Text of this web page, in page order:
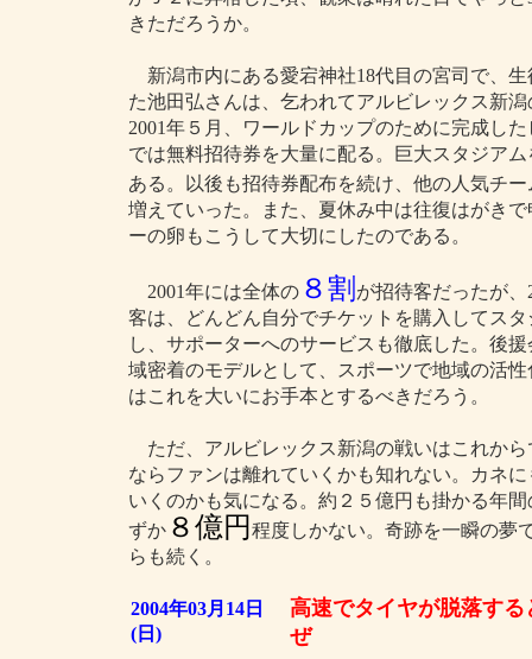
きただろうか。
新潟市内にある愛宕神社18代目の宮司で、
た池田弘さんは、乞われてアルビレックス新
2001年５月、ワールドカップのために完成し
では無料招待券を大量に配る。巨大スタジア
ある。以後も招待券配布を続け、他の人気チー
増えていった。また、夏休み中は往復はがき
ーの卵もこうして大切にしたのである。
2001年には全体の８割 が招待客だったが、
客は、どんどん自分でチケットを購入してス
し、サポーターへのサービスも徹底した。後
域密着のモデルとして、スポーツで地域の活
はこれを大いにお手本とするべきだろう。
ただ、アルビレックス新潟の戦いはこれか
ならファンは離れていくかも知れない。カネ
いくのかも気になる。約２５億円も掛かる年
ずか８億円 程度しかない。奇跡を一瞬の夢
らも続く。
2004年03月14日
(日)
高速でタイヤが脱落する
ぜ